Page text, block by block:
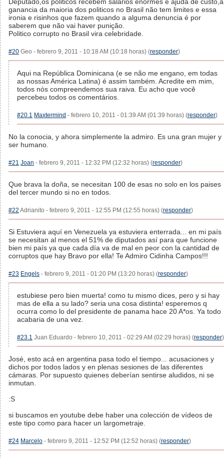
ganancia da maioria dos politicos no Brasil não tem limites e essa
ironia e risinhos que fazem quando a alguma denuncia é por
saberem que não vai haver punição.
Politico corrupto no Brasil vira celebridade.
#20 Geo - febrero 9, 2011 - 10:18 AM (10:18 horas) (responder)
Aqui na República Dominicana (e se não me engano, em todas
as nossas América Latina) é assim também. Acredite em mim,
todos nós compreendemos sua raiva. Eu acho que você
percebeu todos os comentários.
#20.1 Maxtermind - febrero 10, 2011 - 01:39 AM (01:39 horas) (responder)
No la conocia, y ahora simplemente la admiro. Es una gran mujer y
ser humano.
#21 Joan - febrero 9, 2011 - 12:32 PM (12:32 horas) (responder)
Que brava la doña, se necesitan 100 de esas no solo en los paises
del tercer mundo si no en todos.
#22 Adrianito - febrero 9, 2011 - 12:55 PM (12:55 horas) (responder)
Si Estuviera aquí en Venezuela ya estuviera enterrada... en mi país
se necesitan al menos el 51% de diputados así para que funcione
bien mi país ya que cada día va de mal en peor con la cantidad de
corruptos que hay Bravo por ella! Te Admiro Cidinha Campos!!!
#23 Engels - febrero 9, 2011 - 01:20 PM (13:20 horas) (responder)
estubiese pero bien muerta! como tu mismo dices, pero y si hay
mas de ella a su lado? seria una cosa distinta! esperemos q
ocurra como lo del presidente de panama hace 20 A*os. Ya todo
acabaria de una vez.
#23.1 Juan Eduardo - febrero 10, 2011 - 02:29 AM (02:29 horas) (responder)
José, esto acá en argentina pasa todo el tiempo... acusaciones y
dichos por todos lados y en plenas sesiones de las diferentes
cámaras. Por supuesto quienes deberían sentirse aludidos, ni se
inmutan.
:S
si buscamos en youtube debe haber una colección de vídeos de
este tipo como para hacer un largometraje.
#24 Marcelo - febrero 9, 2011 - 12:52 PM (12:52 horas) (responder)